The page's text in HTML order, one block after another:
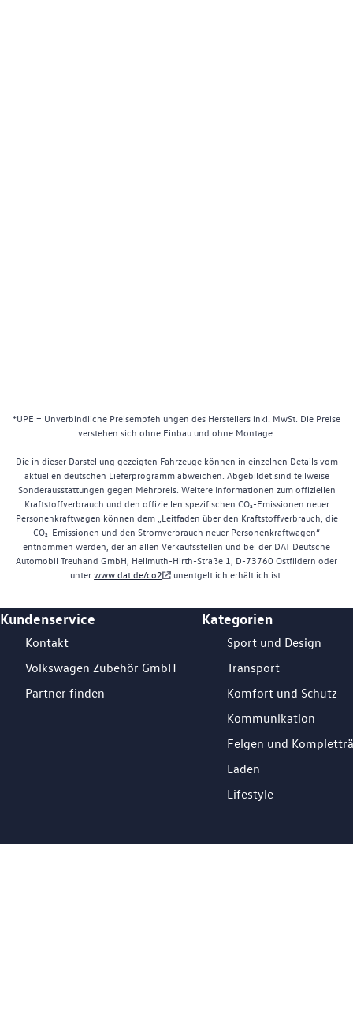
*UPE = Unverbindliche Preisempfehlungen des Herstellers inkl. MwSt. Die Preise
verstehen sich ohne Einbau und ohne Montage.
Die in dieser Darstellung gezeigten Fahrzeuge können in einzelnen Details vom
aktuellen deutschen Lieferprogramm abweichen. Abgebildet sind teilweise
Sonderausstattungen gegen Mehrpreis. Weitere Informationen zum offiziellen
Kraftstoffverbrauch und den offiziellen spezifischen CO₂-Emissionen neuer
Personenkraftwagen können dem „Leitfaden über den Kraftstoffverbrauch, die
CO₂-Emissionen und den Stromverbrauch neuer Personenkraftwagen“
entnommen werden, der an allen Verkaufsstellen und bei der DAT Deutsche
Automobil Treuhand GmbH, Hellmuth-Hirth-Straße 1, D-73760 Ostfildern oder
unterwww.dat.de/co2 unentgeltlich erhältlich ist.
Footer Teaser
Kundenservice
Kontakt
Volkswagen Zubehör GmbH
Partner finden
Kategorien
Sport und Design
Transport
Komfort und Schutz
Kommunikation
Felgen und
Laden
Lifestyle